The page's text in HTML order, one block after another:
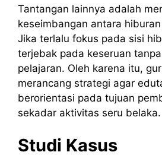
Tantangan lainnya adalah
keseimbangan antara
Jika terlalu fokus pada sisi
terjebak pada keseruan
pelajaran. Oleh karena itu,
merancang strategi agar
berorientasi pada tujuan
sekadar aktivitas seru belaka.
Studi Kasus